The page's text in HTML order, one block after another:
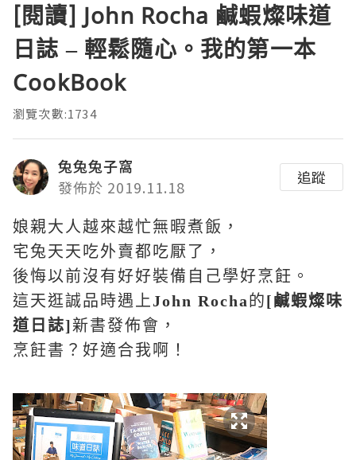
[閱讀] John Rocha 鹹蝦燦味道
日誌 – 輕鬆隨心。我的第一本
CookBook
瀏覽次數:1734
兔兔兔子窩
發佈於 2019.11.18
追蹤
娘親大人越來越忙無暇煮飯，
宅兔天天吃外賣都吃厭了，
後悔以前沒有好好裝備自己學好烹飪。
這天逛誠品時遇上 John Rocha的[鹹蝦燦味
道日誌]新書發佈會，
烹飪書？好適合我啊！